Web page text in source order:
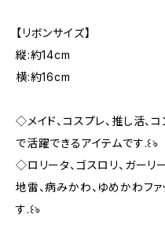
【リボンサイズ】
縦:約14cm
横:約16cm
◇メイド、コスプレ、推し活、
で活躍できるアイテムです.꒰ঌ
◇ロリータ、ゴスロリ、ガーリ
地雷、病みかわ、ゆめかわフ
す.꒰ঌ